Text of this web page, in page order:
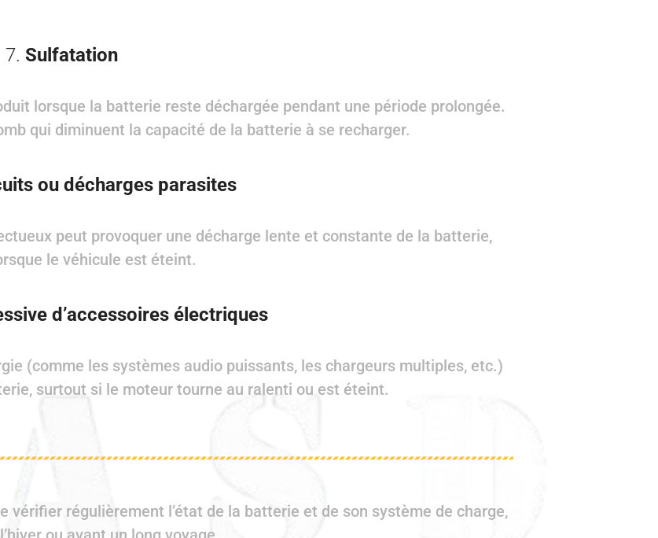
7. Sulfatation
lorsque la batterie reste déchargée pendant une période prolongée.
qui diminuent la capacité de la batterie à se recharger.
ou décharges parasites
peut provoquer une décharge lente et constante de la batterie,
le véhicule est éteint.
d’accessoires électriques
(comme les systèmes audio puissants, les chargeurs multiples, etc.)
surtout si le moteur tourne au ralenti ou est éteint.
régulièrement l’état de la batterie et de son système de charge,